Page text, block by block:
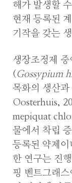
해가 발생할
현재 등록된
기작을 갖는
생장조정제
(Gossypium
목화의 생산
Oosterhuis,
mepiquat
물에서 착립
등록된 약제
한 연구는 진
핑 벤트그래